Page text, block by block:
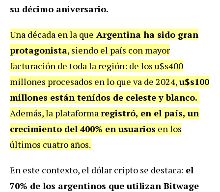
su décimo aniversario.
Una década en la que Argentina ha sido gran
protagonista, siendo el país con mayor
facturación de toda la región: de los u$s400
millones procesados en lo que va de 2024,u$s100
millones están teñídos de celeste y blanco.
Además, la plataformaregistró, en el país, un
crecimiento del 400% en usuarios en los
últimos cuatro años.
En este contexto, el dólar cripto se destaca: el
70% de los argentinos que utilizan Bitwage